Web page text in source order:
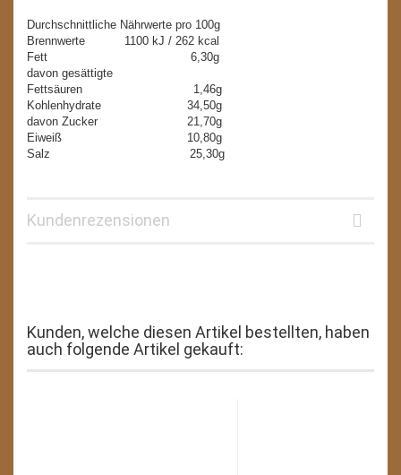
Durchschnittliche Nährwerte pro 100g
Brennwerte 1100 kJ / 262 kcal
Fett 6,30g
davon gesättigte
Fettsäuren 1,46g
Kohlenhydrate 34,50g
davon Zucker 21,70g
Eiweiß 10,80g
Salz 25,30g
Kundenrezensionen
Kunden, welche diesen Artikel bestellten, haben
auch folgende Artikel gekauft: